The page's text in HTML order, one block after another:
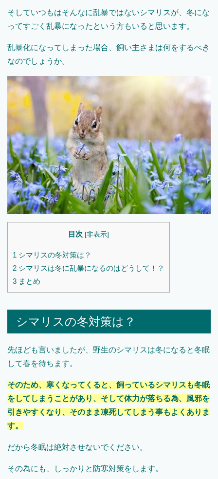
そしていつもはそんなに乱暴ではないシマリスが、冬にな
ってすごく乱暴になったという方もいると思います。
乱暴化になってしまった場合、飼い主さまは何をするべき
なのでしょうか。
目次 [非表示]
1 シマリスの冬対策は？
2 シマリスは冬に乱暴になるのはどうして！？
3 まとめ
シマリスの冬対策は？
先ほども言いましたが、野生のシマリスは冬になると冬眠
して春を待ちます。
そのため、寒くなってくると、飼っているシマリスも冬眠
をしてしまうことがあり、そして体力が落ちる為、風邪を
引きやすくなり、そのまま凍死してしまう事もよくありま
す。
だから冬眠は絶対させないでください。
その為にも、しっかりと防寒対策をします。